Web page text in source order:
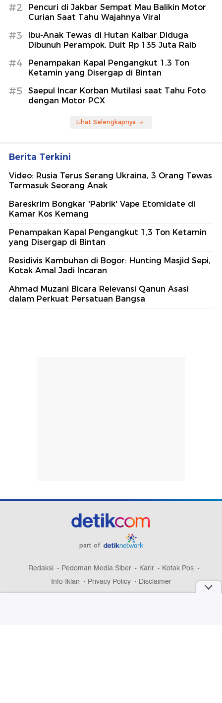
#2
Pencuri di Jakbar Sempat Mau Balikin Motor
Curian Saat Tahu Wajahnya Viral
#3
Ibu-Anak Tewas di Hutan Kalbar Diduga
Dibunuh Perampok, Duit Rp 135 Juta Raib
#4
Penampakan Kapal Pengangkut 1,3 Ton
Ketamin yang Disergap di Bintan
#5
Saepul Incar Korban Mutilasi saat Tahu Foto
dengan Motor PCX
Lihat Selengkapnya
Berita Terkini
Video: Rusia Terus Serang Ukraina, 3 Orang Tewas
Termasuk Seorang Anak
Bareskrim Bongkar 'Pabrik' Vape Etomidate di
Kamar Kos Kemang
Penampakan Kapal Pengangkut 1,3 Ton Ketamin
yang Disergap di Bintan
Residivis Kambuhan di Bogor: Hunting Masjid Sepi,
Kotak Amal Jadi Incaran
Ahmad Muzani Bicara Relevansi Qanun Asasi
dalam Perkuat Persatuan Bangsa
part of
Redaksi Pedoman Media Siber Karir
Kotak Pos
Info Iklan
Privacy Policy Disclaimer